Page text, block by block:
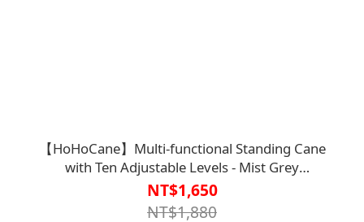
【HoHoCane】Multi-functional Standing Cane
with Ten Adjustable Levels - Mist Grey
【M2CN1617】
NT$1,650
NT$1,880